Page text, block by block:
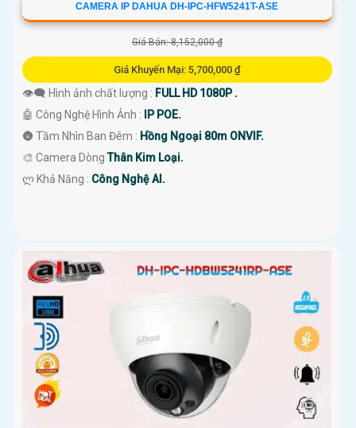
CAMERA IP DAHUA DH-IPC-HFW5241T-ASE
Giá Bán: 8,152,000 ₫
Giá Khuyến Mại: 5,700,000 ₫
👁️‍🗨 Hình ảnh chất lượng : FULL HD 1080P .
🤖️ Công Nghệ Hình Ảnh :
IP POE.
🌚 Tầm Nhìn Ban Đêm : Hồng Ngoại 80m ONVIF.
🎨 Camera DòngThân Kim Loại.
️ლ Khả Năng : Công Nghệ AI.